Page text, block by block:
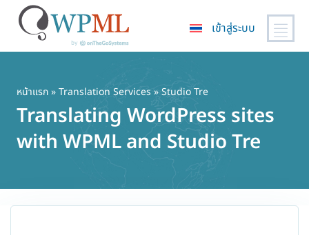
เนื้อหา
เข้าสู่ระบบ
หน้าแรก»Translation Services » Studio Tre
Translating WordPress sites
with WPML and Studio Tre